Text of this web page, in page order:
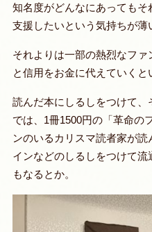
知名度がどんなにあってもそ
支援したいという気持ちが薄
それよりは一部の熱烈なフ
と信用をお金に代えていくと
読んだ本にしるしをつけて、
では、1冊1500円の「革命の
ンのいるカリスマ読者家が
インなどのしるしをつけて
もなるとか。